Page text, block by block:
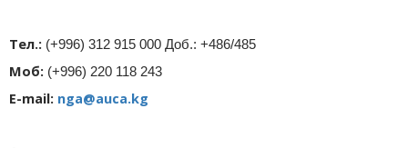
Тел.: (+996) 312 915 000 Доб.: +486/485
Моб: (+996) 220 118 243
E-mail: nga@auca.kg